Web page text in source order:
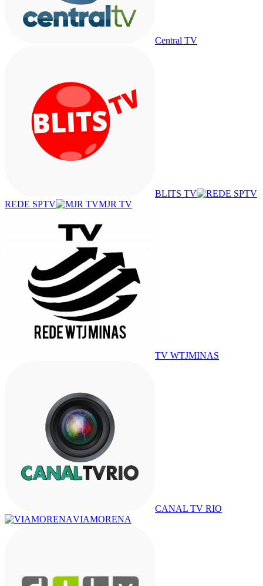
Central TV
BLITS TV
REDE SPTV
MJR TV
TV WTJMINAS
CANAL TV RIO
VIAMORENA